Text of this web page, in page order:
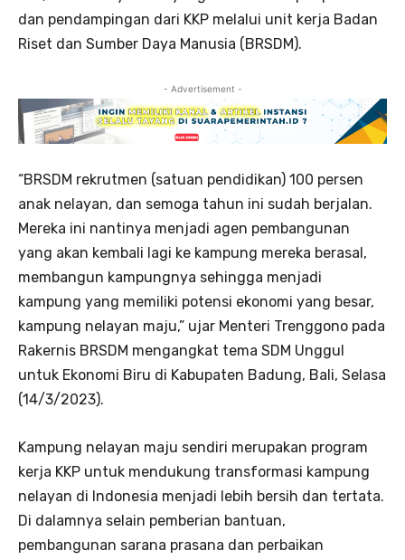
dan pendampingan dari KKP melalui unit kerja Badan
Riset dan Sumber Daya Manusia (BRSDM).
- Advertisement -
“BRSDM rekrutmen (satuan pendidikan) 100 persen
anak nelayan, dan semoga tahun ini sudah berjalan.
Mereka ini nantinya menjadi agen pembangunan
yang akan kembali lagi ke kampung mereka berasal,
membangun kampungnya sehingga menjadi
kampung yang memiliki potensi ekonomi yang besar,
kampung nelayan maju,” ujar Menteri Trenggono pada
Rakernis BRSDM mengangkat tema SDM Unggul
untuk Ekonomi Biru di Kabupaten Badung, Bali, Selasa
(14/3/2023).
Kampung nelayan maju sendiri merupakan program
kerja KKP untuk mendukung transformasi kampung
nelayan di Indonesia menjadi lebih bersih dan tertata.
Di dalamnya selain pemberian bantuan,
pembangunan sarana prasana dan perbaikan